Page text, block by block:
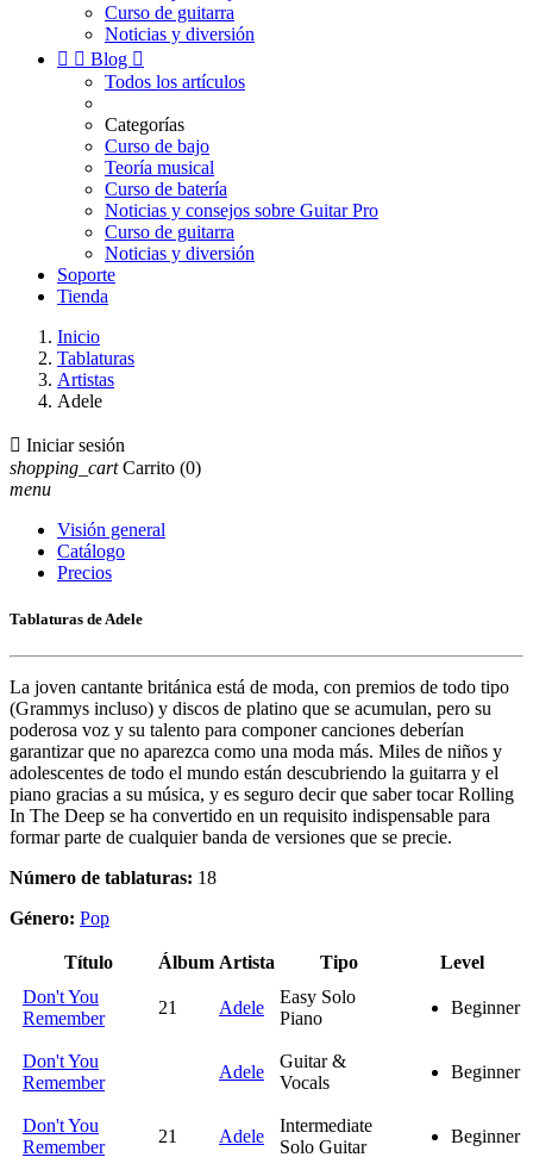
Curso de guitarra
Noticias y diversión
  Blog 
Todos los artículos
Categorías
Curso de bajo
Teoría musical
Curso de batería
Noticias y consejos sobre Guitar Pro
Curso de guitarra
Noticias y diversión
Soporte
Tienda
Inicio
Tablaturas
Artistas
Adele
 Iniciar sesión
shopping_cart Carrito (0)
menu
Visión general
Catálogo
Precios
Tablaturas de Adele
La joven cantante británica está de moda, con premios de todo tipo
(Grammys incluso) y discos de platino que se acumulan, pero su
poderosa voz y su talento para componer canciones deberían
garantizar que no aparezca como una moda más. Miles de niños y
adolescentes de todo el mundo están descubriendo la guitarra y el
piano gracias a su música, y es seguro decir que saber tocar Rolling
In The Deep se ha convertido en un requisito indispensable para
formar parte de cualquier banda de versiones que se precie.
Número de tablaturas: 18
Género: Pop
Título Álbum Artista Tipo
Level
Don't You
Remember
21 Adele
Easy Solo
Piano
Beginner
Don't You
Remember
Adele
Guitar &
Vocals
Beginner
Don't You
Remember
21 Adele
Intermediate
Solo Guitar
Beginner